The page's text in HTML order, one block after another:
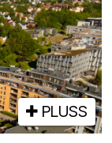
PLUSS